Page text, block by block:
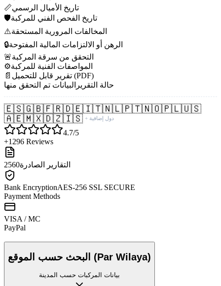
📏تاريخ الأميال الرسمي
🛡️تاريخ الفحص الفني للمركبة
⚠️المخالفات المرورية المستحقة
🔒الرهن أو الالتزامات المالية المفتوحة
🚨التحقق من سرقة المركبة
⚙️المواصفات الفنية للمركبة
📄
تقرير قابل للتحميل (PDF)
حالة التقرير البيانات تم التحقق منها
🇪🇸🇬🇧🇫🇷🇩🇪🇮🇹🇳🇱🇵🇹🇳🇴🇵🇱🇺🇸
🇦🇪🇲🇽🇩🇿🇮🇸 + دول إضافية
4.7/5
+1296 Reviews
2560التقارير الصادرة
Bank EncryptionAES-256 SSL SECURE
Payment Methods
VISA / MC
PayPal
البحث حسب الموقع (Par Wilaya)
بيانات المركبات حسب المدينة